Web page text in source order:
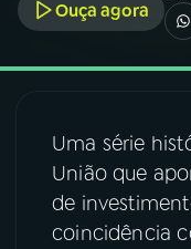
03
04PROGRAMAS
PODCASTS
Ouça agora
Uma série
União que
de
coincidência